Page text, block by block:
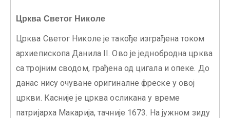
Црква Светог Николе
Црква Светог Николе је такође изграђена током
архиепископа Данила II. Ово је једнобродна црква
са тројним сводом, грађена од цигала и опеке. До
данас нису очуване оригиналне фреске у овој
цркви. Касније је црква осликана у време
патријарха Макарија, тачније 1673. На јужном зиду